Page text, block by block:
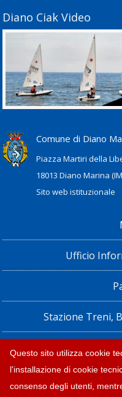
Diano Ciak Video
Comune di Diano
Piazza Martiri della
18013 Diano Marina
Sito web istituzionale
Ufficio
Stazione Treni,
Privacy
Questo sito utilizza cookie
l'installazione di cookie
consenso degli utenti,